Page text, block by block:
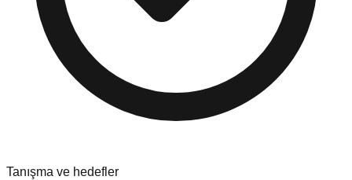
Tanışma ve hedefler